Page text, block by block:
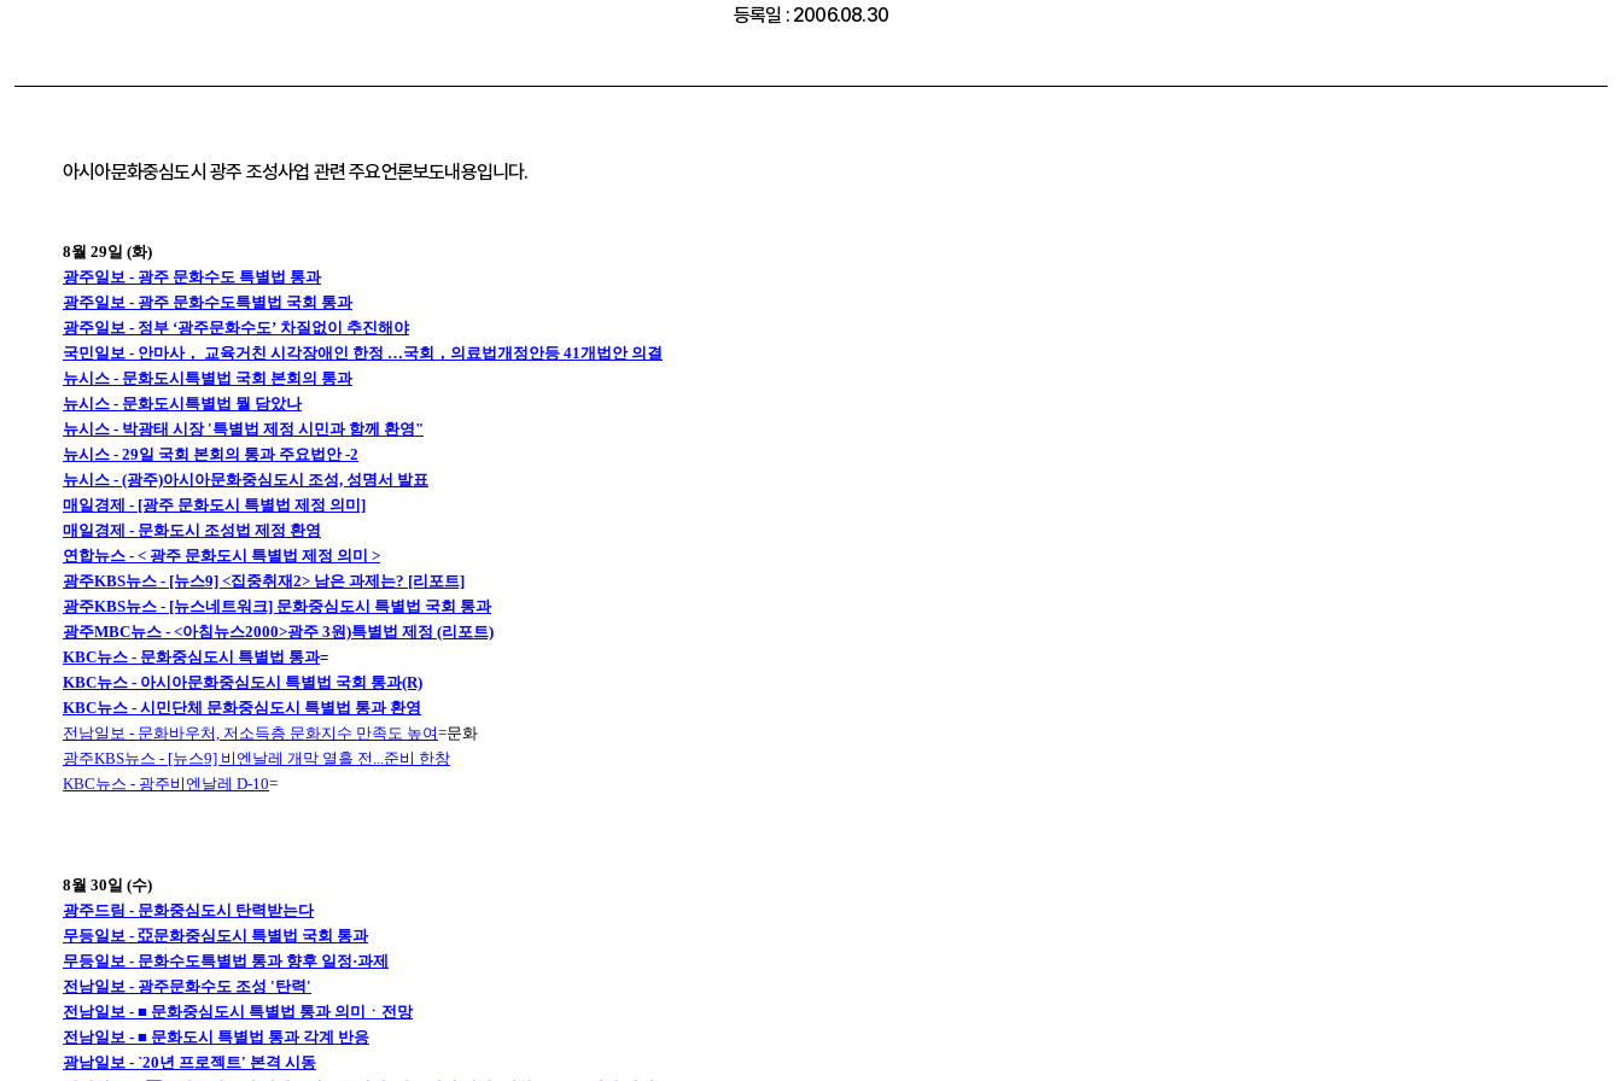
등록일 : 2006.08.30
아시아문화중심도시 광주 조성사업 관련 주요언론보도내용입니다.
8월 29일 (화)
광주일보 - 광주 문화수도 특별법 통과
광주일보 - 광주 문화수도특별법 국회 통과
광주일보 - 정부 ‘광주문화수도’ 차질없이 추진해야
국민일보 - 안마사， 교육거친 시각장애인 한정 …국회，의료법개정안등 41개법안 의결
뉴시스 - 문화도시특별법 국회 본회의 통과
뉴시스 - 문화도시특별법 뭘 담았나
뉴시스 - 박광태 시장 '특별법 제정 시민과 함께 환영"
뉴시스 - 29일 국회 본회의 통과 주요법안 -2
뉴시스 - (광주)아시아문화중심도시 조성, 성명서 발표
매일경제 - [광주 문화도시 특별법 제정 의미]
매일경제 - 문화도시 조성법 제정 환영
연합뉴스 - < 광주 문화도시 특별법 제정 의미 >
광주KBS뉴스 - [뉴스9] <집중취재2> 남은 과제는? [리포트]
광주KBS뉴스 - [뉴스네트워크] 문화중심도시 특별법 국회 통과
광주MBC뉴스 - <아침뉴스2000>광주 3원)특별법 제정 (리포트)
KBC뉴스 - 문화중심도시 특별법 통과=
KBC뉴스 - 아시아문화중심도시 특별법 국회 통과(R)
KBC뉴스 - 시민단체 문화중심도시 특별법 통과 환영
전남일보 - 문화바우처, 저소득층 문화지수 만족도 높여=문화
광주KBS뉴스 - [뉴스9] 비엔날레 개막 열흘 전...준비 한창
KBC뉴스 - 광주비엔날레 D-10=
8월 30일 (수)
광주드림 - 문화중심도시 탄력받는다
무등일보 - 亞문화중심도시 특별법 국회 통과
무등일보 - 문화수도특별법 통과 향후 일정·과제
전남일보 - 광주문화수도 조성 '탄력'
전남일보 - ■ 문화중심도시 특별법 통과 의미ㆍ전망
전남일보 - ■ 문화도시 특별법 통과 각계 반응
광남일보 - `20년 프로젝트' 본격 시동